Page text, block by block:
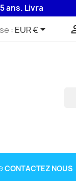
48H
: EUR €
CONTACTEZ NOUS